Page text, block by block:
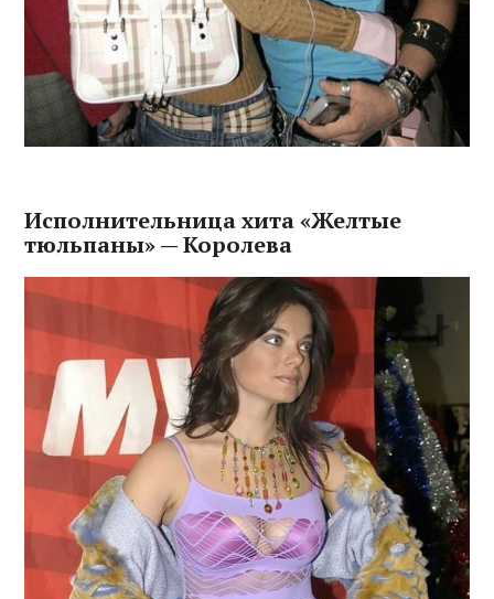
Исполнительница хита «Желтые
тюльпаны» — Королева